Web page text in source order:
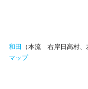
和田 （本流　右岸日高村、
マップ